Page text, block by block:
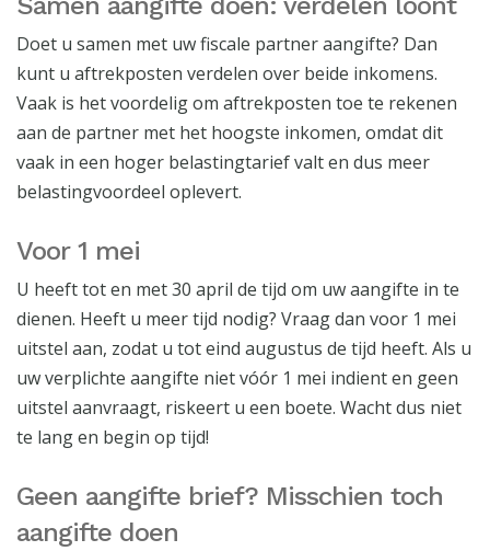
Doet u samen met uw fiscale partner aangifte? Dan
kunt u aftrekposten verdelen over beide inkomens.
Vaak is het voordelig om aftrekposten toe te rekenen
aan de partner met het hoogste inkomen, omdat dit
vaak in een hoger belastingtarief valt en dus meer
belastingvoordeel oplevert.
Voor 1 mei
U heeft tot en met 30 april de tijd om uw aangifte in te
dienen. Heeft u meer tijd nodig? Vraag dan voor 1 mei
uitstel aan, zodat u tot eind augustus de tijd heeft. Als u
uw verplichte aangifte niet vóór 1 mei indient en geen
uitstel aanvraagt, riskeert u een boete. Wacht dus niet
te lang en begin op tijd!
Geen aangifte brief? Misschien toch
aangifte doen